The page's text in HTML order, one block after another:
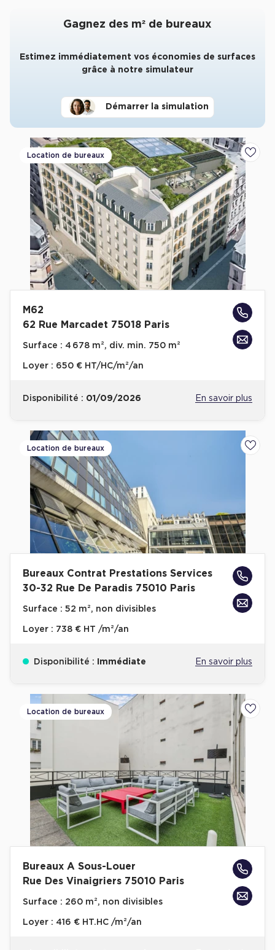
Gagnez des m² de bureaux
Estimez immédiatement vos économies de surfaces
grâce à notre simulateur
Démarrer la simulation
Location de bureaux
M62
62 Rue Marcadet 75018 Paris
Surface : 4 678 m², div. min. 750 m²
Loyer : 650 € HT/HC/m²/an
Disponibilité : 01/09/2026 En savoir plus
Location de bureaux
Bureaux Contrat Prestations Services
30-32 Rue De Paradis 75010 Paris
Surface : 52 m², non divisibles
Loyer : 738 € HT /m²/an
Disponibilité : Immédiate En savoir plus
Location de bureaux
Bureaux A Sous-Louer
Rue Des Vinaigriers 75010 Paris
Surface : 260 m², non divisibles
Loyer : 416 € HT.HC /m²/an